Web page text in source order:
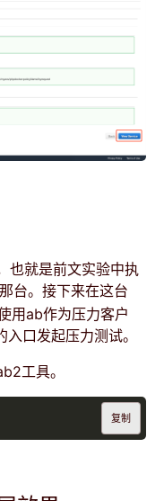
也就是前文实验中执
台。接下来在这台
用ab作为压力客户
口发起压力测试。
工具。
复制